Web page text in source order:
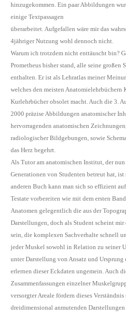
hinzugekommen. Ein paar Abbildungen
einige Textpassagen
überarbeitet. Aufgefallen wäre mir das
4jähriger Nutzung wohl dennoch nicht.
Warum ich trotzdem nicht enttäuscht bin?
Prometheus bisher stand, alle seine großen
enthalten. Er ist als Lehratlas meiner
welches den meisten Anatomielehrbüchern
Kurlehrbücher obsolet macht. Auch die 3.
2000 präzise Abbildungen anatomischer
hervorragenden anatomischen
radiologischer Bildgebungen, sowie
das Herz begehrt.
Als Tutor am anatomischen Institut, der
Generationen von Studenten betreut hat,
anderen Buch kann man sich so effizient
Testate vorbereiten wie mit dem ersten
Anatomen gelegentlich die aus der
Darstellungen, doch als Student scheint
sein, die komplexen Sachverhalte schnell
jeder Muskel sowohl in Relation zu seiner
unter Darstellung von Ansatz und
erlernen dieser Eckdaten ungemein. Auch
Zusammenfassungen einzelner
versorgter Areale fördern dieses
dreidimensional anmutenden